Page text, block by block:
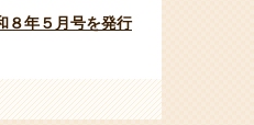
８年５月号を発行